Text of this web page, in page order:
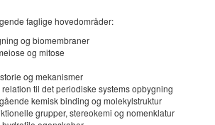
faglige hovedområder:
og biomembraner
og mitose
og mekanismer
relation til det periodiske systems opbygning
kemisk binding og molekylstruktur
grupper, stereokemi og nomenklatur